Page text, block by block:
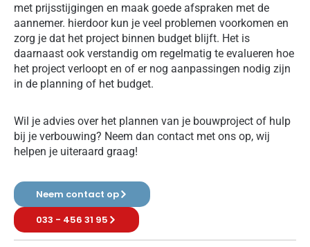
met prijsstijgingen en maak goede afspraken met de
aannemer. hierdoor kun je veel problemen voorkomen en
zorg je dat het project binnen budget blijft. Het is
daarnaast ook verstandig om regelmatig te evalueren hoe
het project verloopt en of er nog aanpassingen nodig zijn
in de planning of het budget.
Wil je advies over het plannen van je bouwproject of hulp
bij je verbouwing? Neem dan contact met ons op, wij
helpen je uiteraard graag!
Neem contact op
033 - 456 31 95